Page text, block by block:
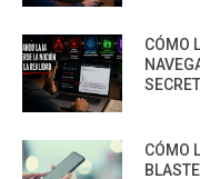
CÓMO
CÓMO